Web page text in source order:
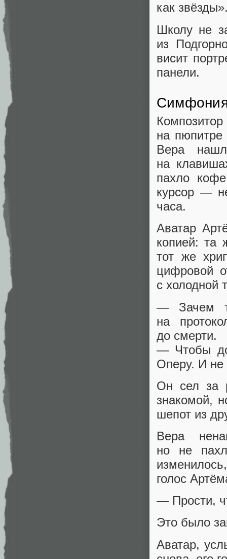
как
Школу не
из
висит
панели.
на
Вера
на
пахло
курсор —
часа.
Аватар
копией: та
тот же
цифровой
с холодной
— Зачем
на
до смерти.
— Чтобы
Оперу. И не
Он сел за
знакомой,
шепот из
Вера
но не
голос
— Прости,
Это было
Аватар,